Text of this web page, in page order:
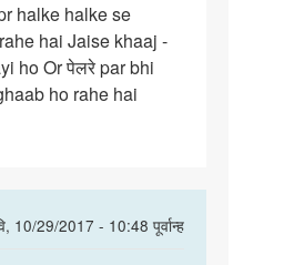
halke halke se
hai Jaise khaaj -
ho Or पेलरे par bhi
ho rahe hai
10/29/2017 - 10:48 पूर्वान्ह